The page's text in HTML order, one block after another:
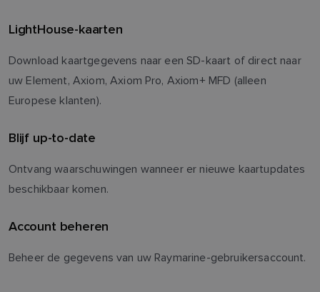
LightHouse-kaarten
Download kaartgegevens naar een SD-kaart of direct naar
uw Element, Axiom, Axiom Pro, Axiom+ MFD (alleen
Europese klanten).
Blijf up-to-date
Ontvang waarschuwingen wanneer er nieuwe kaartupdates
beschikbaar komen.
Account beheren
Beheer de gegevens van uw Raymarine-gebruikersaccount.